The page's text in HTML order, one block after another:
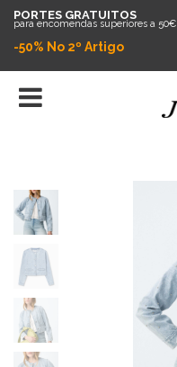
PORTES GRATUITOS
para encomendas superiores a 50€
-50% No 2º Artigo